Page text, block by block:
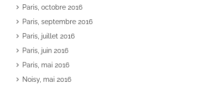
Paris, octobre 2016
Paris, septembre 2016
Paris, juillet 2016
Paris, juin 2016
Paris, mai 2016
Noisy, mai 2016